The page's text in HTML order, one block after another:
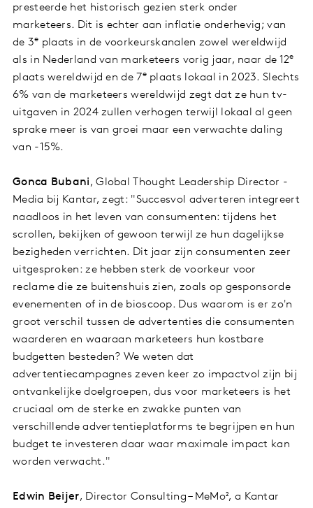
presteerde het historisch gezien sterk onder
marketeers. Dit is echter aan inflatie onderhevig; van
de 3e plaats in de voorkeurskanalen zowel wereldwijd
als in Nederland van marketeers vorig jaar, naar de 12e
plaats wereldwijd en de 7eplaats lokaal in 2023. Slechts
6% van de marketeers wereldwijd zegt dat ze hun tv-
uitgaven in 2024 zullen verhogen terwijl lokaal al geen
sprake meer is van groei maar een verwachte daling
van -15%.
Gonca Bubani, Global Thought Leadership Director -
Media bij Kantar, zegt: "Succesvol adverteren integreert
naadloos in het leven van consumenten: tijdens het
scrollen, bekijken of gewoon terwijl ze hun dagelijkse
bezigheden verrichten. Dit jaar zijn consumenten zeer
uitgesproken: ze hebben sterk de voorkeur voor
reclame die ze buitenshuis zien, zoals op gesponsorde
evenementen of in de bioscoop. Dus waarom is er zo'n
groot verschil tussen de advertenties die consumenten
waarderen en waaraan marketeers hun kostbare
budgetten besteden? We weten dat
advertentiecampagnes zeven keer zo impactvol zijn bij
ontvankelijke doelgroepen, dus voor marketeers is het
cruciaal om de sterke en zwakke punten van
verschillende advertentieplatforms te begrijpen en hun
budget te investeren daar waar maximale impact kan
worden verwacht."
Edwin Beijer, Director Consulting – MeMo², a Kantar